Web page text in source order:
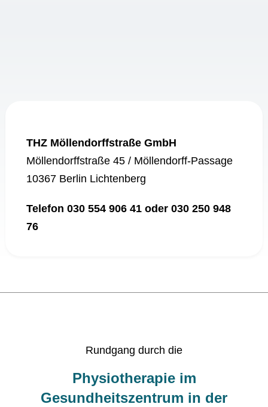
THZ Möllendorffstraße GmbH
Möllendorffstraße 45 / Möllendorff-Passage
10367 Berlin Lichtenberg
Telefon 030 554 906 41 oder 030 250 948
76
Rundgang durch die
Physiotherapie im
Gesundheitszentrum in der